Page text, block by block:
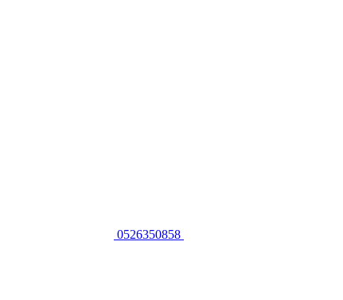
0526350858